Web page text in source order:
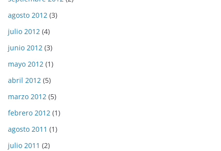
agosto 2012 (3)
julio 2012 (4)
junio 2012 (3)
mayo 2012 (1)
abril 2012 (5)
marzo 2012 (5)
febrero 2012 (1)
agosto 2011 (1)
julio 2011 (2)